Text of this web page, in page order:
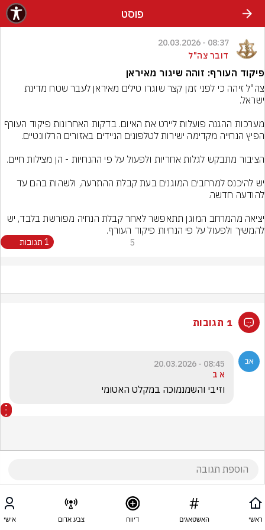
פוסט
08:37 - 20.03.2026
דובר צה"ל
פיקוד העורף: זוהה שיגור מאיראן
צה"ל זיהה כי לפני זמן קצר שוגרו טילים מאיראן לעבר שטח מדינת
להמשיך ולפעול על פי הנחיות פיקוד העורף.
5 1 תגובות
1 תגובות
08:45 - 20.03.2026
א ב
וזיבי והשמנמוכה במקלט האטומי
ראשי האשטאגים דיווח צבע אדום אישי